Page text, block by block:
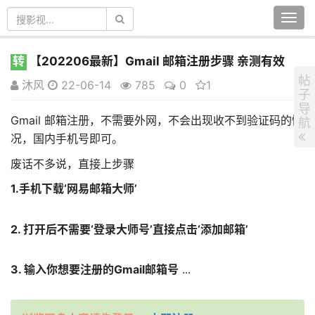
转
【202206最新】Gmail 邮箱注册步骤 亲测有效
沐风
22-06-14 785 0 1
Gmail 邮箱注册，不需要外网，不会出现收不到验证码的情
况，国内手机号即可。
废话不多说，直接上步骤
1.手机下载‘网易邮箱大师’
2. 打开后不需要‘登录大师号’直接点击‘添加邮箱’
3. 输入你想要注册的Gmail邮箱号 ...
帖
子
导
航